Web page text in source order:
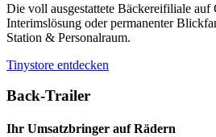
Die voll ausgestattete Bäckereifiliale auf
Interimslösung oder permanenter
Station & Personalraum.
Tinystore entdecken
Back-Trailer
Ihr Umsatzbringer auf Rädern